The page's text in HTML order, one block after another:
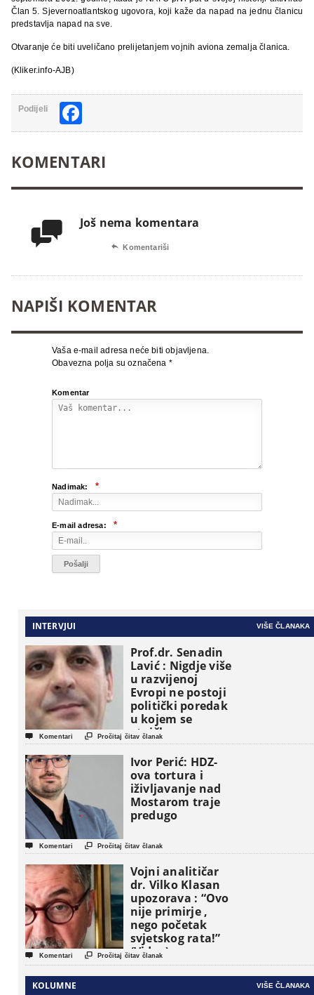
Član 5. Sjevernoatlantskog ugovora, koji kaže da napad na jednu članicu
predstavlja napad na sve.
Otvaranje će biti uveličano prelijetanjem vojnih aviona zemalja članica.
(Kliker.info-AJB)
Podijeli
KOMENTARI
 Još nema komentara
 Komentariši
NAPIŠI KOMENTAR
Vaša e-mail adresa neće biti objavljena.
Obavezna polja su označena *
Komentar
Nadimak: *
E-mail adresa: *
INTERVJUI VIŠE ČLANAKA
Prof.dr. Senadin
Lavić : Nigdje više
u razvijenoj
Evropi ne postoji
politički poredak
u kojem se
etničke grupe
pojavljuju kao
osnovne
političke jedinice
 Komentari  Pročitaj čitav članak
Ivor Perić: HDZ-
ova tortura i
iživljavanje nad
Mostarom traje
predugo
 Komentari  Pročitaj čitav članak
Vojni analitičar
dr. Vilko Klasan
upozorava : “Ovo
nije primirje ,
nego početak
svjetskog rata!”
(Video)
 Komentari  Pročitaj čitav članak
KOLUMNE VIŠE ČLANAKA